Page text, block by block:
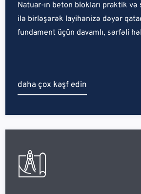
Natuar-ın beton blokları praktik
ilə birləşərək layihənizə dəyər
fundament üçün davamlı, sərfəli
daha çox kəşf edin